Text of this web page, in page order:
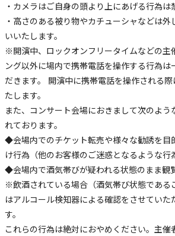
・カメラはご自身の頭より上にあげる行為は
・高さのある被り物やカチューシャなどは
いいたします。
※開演中、ロックオンフリータイムなどの主
ング以外に場内で携帯電話を操作する行為は
だきます。 開演中に携帯電話を操作される
たします。
また、コンサート会場におきまして次のよう
れております。
◆会場内でのチケット転売や様々な勧誘を目
け行為（他のお客様のご迷惑となるような行
◆会場内で酒気帯びが疑われる状態のまま観
※飲酒されている場合（酒気帯び状態である
はアルコール検知器による確認をさせていた
す。
これらの行為は絶対におやめください。主